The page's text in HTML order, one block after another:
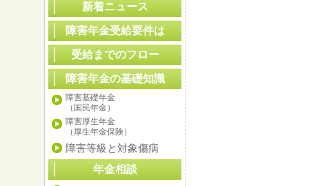
新着ニュース
障害年金受給要件は
受給までのフロー
障害年金の基礎知識
障害基礎年金
（国民年金）
障害厚生年金
（厚生年金保険）
障害等級と対象傷病
年金相談